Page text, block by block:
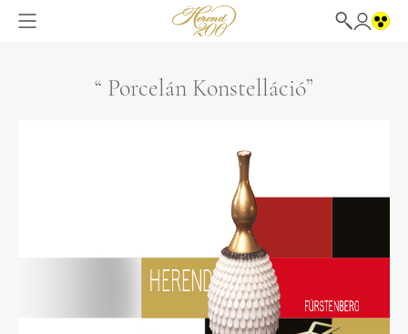
“ Porcelán Konstelláció”